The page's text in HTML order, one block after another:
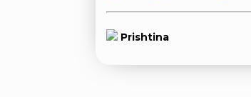
Prishtina